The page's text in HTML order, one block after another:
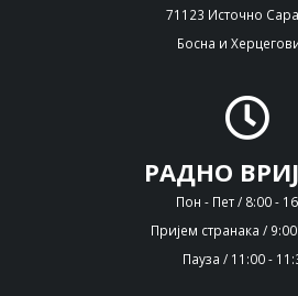
71123 Источно
Босна и
РАДНО
Пон - Пет / 8:00 -
Пријем странака /
Пауза / 11:00 -